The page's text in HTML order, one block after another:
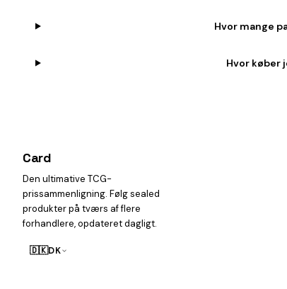
Hvor mange
Hvor køber
Card
Den ultimative TCG-
prissammenligning. Følg sealed
produkter på tværs af flere
forhandlere, opdateret dagligt.
🇩🇰DK